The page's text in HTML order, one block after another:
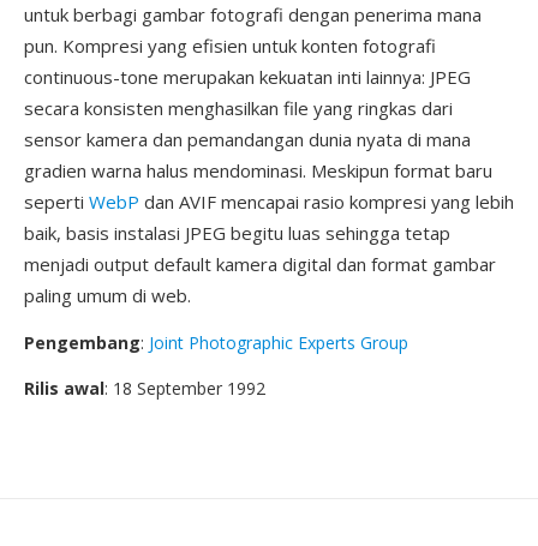
untuk berbagi gambar fotografi dengan penerima mana
pun. Kompresi yang efisien untuk konten fotografi
continuous-tone merupakan kekuatan inti lainnya: JPEG
secara konsisten menghasilkan file yang ringkas dari
sensor kamera dan pemandangan dunia nyata di mana
gradien warna halus mendominasi. Meskipun format baru
seperti WebP dan AVIF mencapai rasio kompresi yang lebih
baik, basis instalasi JPEG begitu luas sehingga tetap
menjadi output default kamera digital dan format gambar
paling umum di web.
Pengembang: Joint Photographic Experts Group
Rilis awal: 18 September 1992